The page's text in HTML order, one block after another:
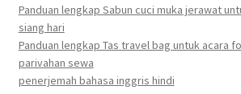
Panduan lengkap Sabun cuci muka jerawat
siang hari
Panduan lengkap Tas travel bag untuk acara
parivahan sewa
penerjemah bahasa inggris hindi